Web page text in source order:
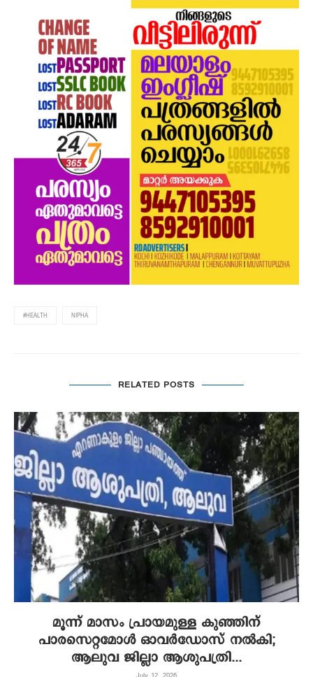
#HEALTH NIPHA
RELATED POSTS
മൂന്ന് മാസം പ്രായമുള്ള കുഞ്ഞിന്
പാരസെറ്റമോൾ ഓവർഡോസ് നൽകി;
ആലുവ ജില്ലാ ആശുപത്രി...